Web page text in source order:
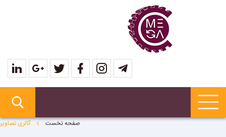
صفحه نخست گالری تصاویر